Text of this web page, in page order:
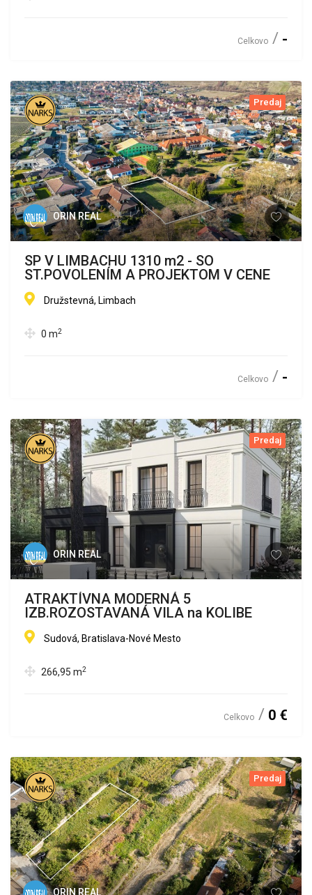
Celkovo -
Predaj
ORIN REAL
SP V LIMBACHU 1310 m2 - SO
ST.POVOLENÍM A PROJEKTOM V CENE
Družstevná, Limbach
0 m2
Celkovo -
Predaj
ORIN REAL
ATRAKTÍVNA MODERNÁ 5
IZB.ROZOSTAVANÁ VILA na KOLIBE
Sudová, Bratislava-Nové Mesto
266,95 m2
Celkovo 0 €
Predaj
ORIN REAL